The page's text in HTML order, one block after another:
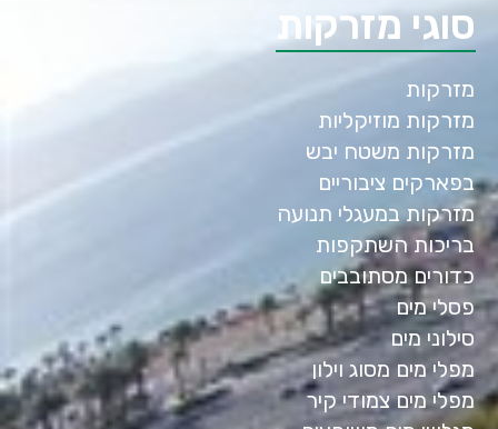
סוגי מזרקות
מזרקות
מזרקות מוזיקליות
מזרקות משטח יבש
בפארקים ציבוריים
מזרקות במעגלי תנועה
בריכות השתקפות
כדורים מסתובבים
פסלי מים
סילוני מים
מפלי מים מסוג וילון
מפלי מים צמודי קיר